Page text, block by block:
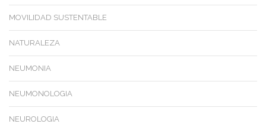
MOVILIDAD SUSTENTABLE
NATURALEZA
NEUMONIA
NEUMONOLOGIA
NEUROLOGIA